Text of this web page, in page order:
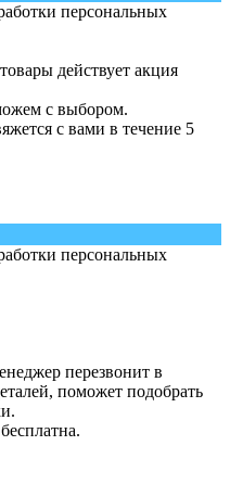
персональных
действует акция
с выбором.
с вами в течение 5
персональных
перезвонит в
поможет подобрать